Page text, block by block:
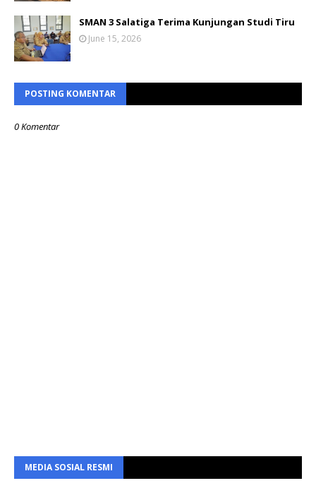
SMAN 3 Salatiga Terima Kunjungan Studi Tiru
June 15, 2026
POSTING KOMENTAR
0 Komentar
MEDIA SOSIAL RESMI